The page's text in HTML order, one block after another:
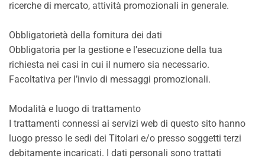
ricerche di mercato, attività promozionali in generale.
Obbligatorietà della fornitura dei dati
Obbligatoria per la gestione e l’esecuzione della tua
richiesta nei casi in cui il numero sia necessario.
Facoltativa per l’invio di messaggi promozionali.
Modalità e luogo di trattamento
I trattamenti connessi ai servizi web di questo sito hanno
luogo presso le sedi dei Titolari e/o presso soggetti terzi
debitamente incaricati. I dati personali sono trattati